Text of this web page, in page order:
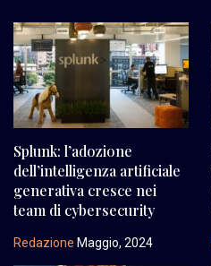
Splunk: l’adozione
dell’intelligenza artificiale
generativa cresce nei
team di cybersecurity
Redazione Maggio, 2024